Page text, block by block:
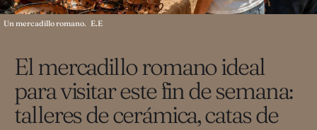
El mercadillo romano ideal
para visitar este fin de semana:
talleres de cerámica, catas de
Un mercadillo romano. E.E